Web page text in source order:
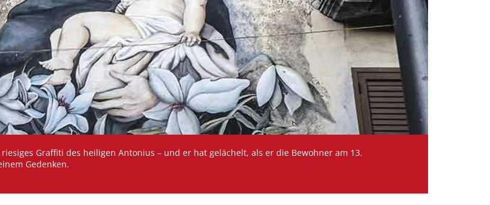
Graffiti des heiligen Antonius – und er hat gelächelt, als er die Bewohner am 13.
Gedenken.